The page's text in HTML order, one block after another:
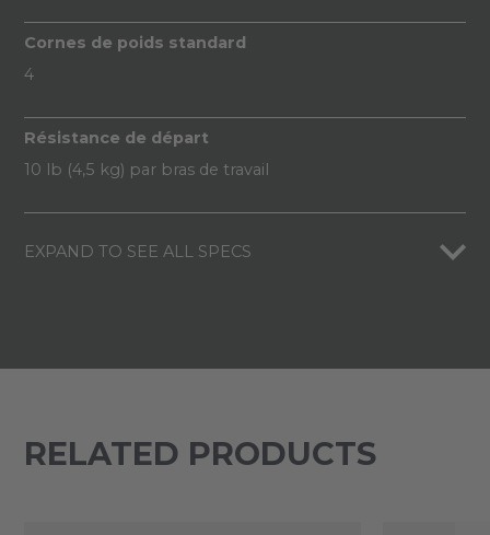
Cornes de poids standard
4
Résistance de départ
10 lb (4,5 kg) par bras de travail
EXPAND TO SEE ALL SPECS
RELATED PRODUCTS